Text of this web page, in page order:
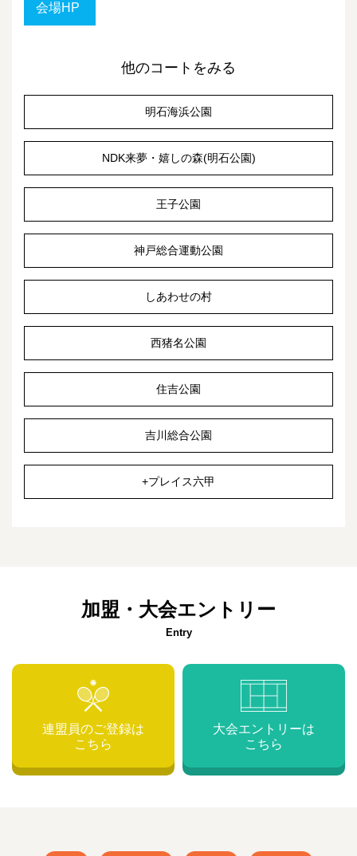
会場HP
他のコートをみる
明石海浜公園
NDK来夢・嬉しの森(明石公園)
王子公園
神戸総合運動公園
しあわせの村
西猪名公園
住吉公園
吉川総合公園
+プレイス六甲
加盟・大会エントリー
Entry
連盟員のご登録は
こちら
大会エントリーは
こちら